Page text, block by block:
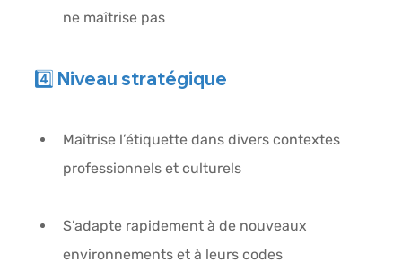
ne maîtrise pas
4️⃣ Niveau stratégique
Maîtrise l’étiquette dans divers contextes
professionnels et culturels
S’adapte rapidement à de nouveaux
environnements et à leurs codes